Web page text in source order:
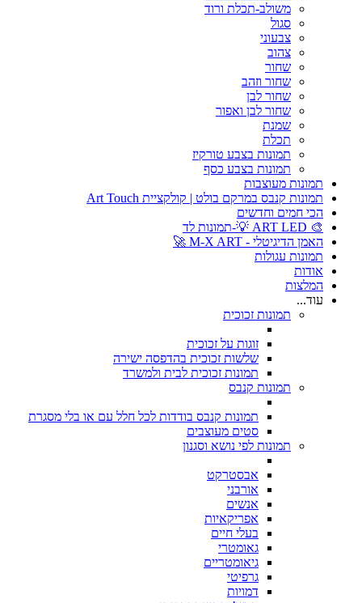
משולב-תכלת ורוד
סגול
צבעוני
צהוב
שחור
שחור וזהב
שחור לבן
שחור לבן ואפור
שמנת
תכלת
תמונות בצבע טורקיז
תמונות בצבע כסף
תמונות מעוצבות
תמונות קנבס במרקם בולט | קולקציית Art Touch
הכי חמים וחדשים
🎨 ART LED 💡-תמונות לד
האמן הדיגיטלי - M-X ART 🚀
תמונות עגולות
אודות
המלצות
עוד...
תמונות זכוכית
זוגות על זכוכית
שלשות זכוכית בהדפסה ישירה
תמונות זכוכית לבית ולמשרד
תמונות קנבס
תמונות קנבס בודדות לכל חלל עם או בלי מסגרת
סטים מעוצבים
תמונות לפי נושא וסגנון
אבסטרקט
אורבני
אנשים
אפריקאיות
בעלי חיים
גאומטרי
גיאומטריים
גרפיטי
דמויות